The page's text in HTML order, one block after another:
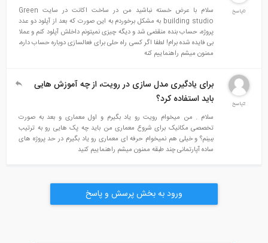
سلام با عرض خسته نباشید من در ساخت اکانت در سایت Green
building studio به مشکل برخوردم به این صورت که بعد از آپلود دو عدد
پروژه، حساب بنده منقضی شد و دیگه چیزی نمیتونم داخلش آپلود کنم و عملا
بی فایده شده برام! لطفا اگر کسی راه حلی برای فعالسازی دوباره حساب داره،
ممنون میشم راهنماییم کنه
برای یادگیری مدل سازی در رویت، از چه آموزش هایی
باید استفاده کرد؟
سلام . من میخوام رویت رو یاد بگیرم و اول معماری و بعد به صورت
تخصصی مکانیک برای شروع معماری من باید چه پک هایی رو به ترتیب
ببینم؟ و خیلی هم نمیخوام حرفه ای معماری رو یاد بگیرم در حد پروژه های
ساده آپارتمانی چند طبقه ممنون میشم راهنماییم کنید
ورود به بخش پرسش و پاسخ